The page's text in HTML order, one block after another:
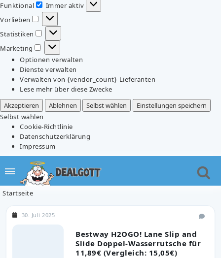
Funktional
Funktional
Immer aktiv
Vorlieben
Vorlieben
Statistiken
Statistiken
Marketing
Marketing
Optionen verwalten
Dienste verwalten
Verwalten von {vendor_count}-Lieferanten
Lese mehr über diese Zwecke
Akzeptieren
Ablehnen Selbst wählen
Einstellungen speichern
Selbst wählen
Cookie-Richtlinie
Datenschutzerklärung
Impressum
Startseite
Bestway H2OGO! Lane Slip and
Slide Doppel-Wasserrutsche für
11,89€ (Vergleich: 15,05€)
30. Juli 2025